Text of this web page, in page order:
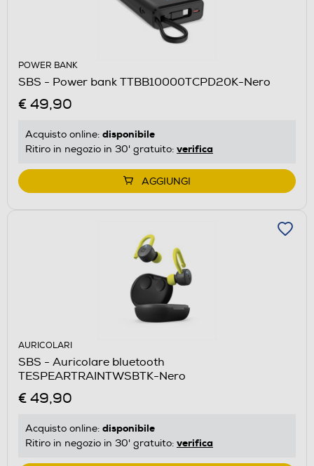
POWER BANK
SBS - Power bank TTBB10000TCPD20K-Nero
€ 49,90
Acquisto online: disponibile
Ritiro in negozio in 30' gratuito: verifica
AGGIUNGI
AURICOLARI
SBS - Auricolare bluetooth
TESPEARTRAINTWSBTK-Nero
€ 49,90
Acquisto online: disponibile
Ritiro in negozio in 30' gratuito: verifica